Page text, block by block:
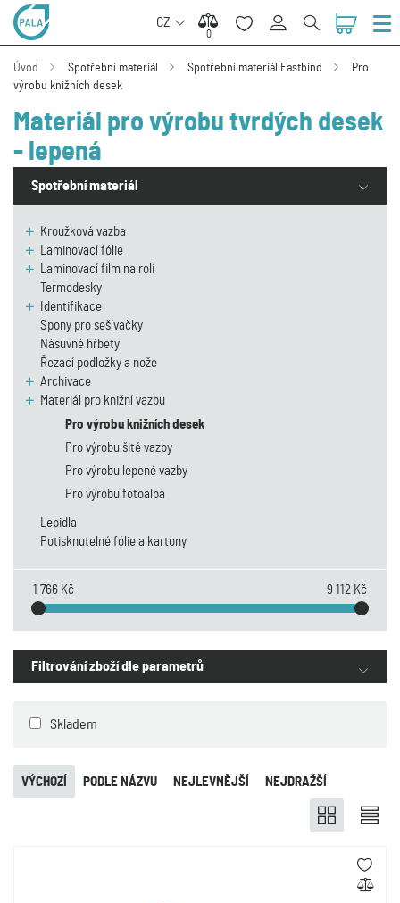
CZ
0
0
Úvod Spotřební materiál Spotřební materiál Fastbind
Pro
výrobu knižních desek
Materiál pro výrobu tvrdých desek
- lepená
Spotřební materiál
Kroužková vazba
Laminovací fólie
Laminovací film na roli
Termodesky
Identifikace
Spony pro sešívačky
Násuvné hřbety
Řezací podložky a nože
Archivace
Materiál pro knižní vazbu
Pro výrobu knižních desek
Pro výrobu šité vazby
Pro výrobu lepené vazby
Pro výrobu fotoalba
Lepidla
Potisknutelné fólie a kartony
1 766 Kč 9 112 Kč
Filtrování zboží dle parametrů
Skladem
NEJLEVNĚJŠÍ NEJDRAŽŠÍ
PODLE NÁZVU
VÝCHOZÍ